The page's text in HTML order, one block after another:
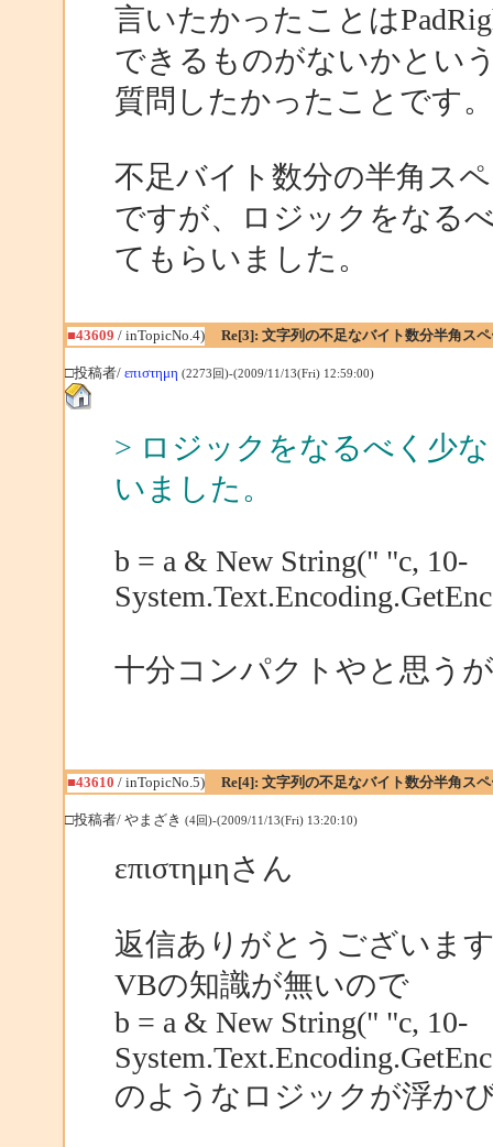
言いたかったことは
できるものがないかとい
質問したかったことです。
不足バイト数分の半角ス
ですが、ロジックをなる
てもらいました。
■43609 / inTopicNo.4) Re[3]: 文字列の不足なバイト数分半角ス
□投稿者/ επιστημη (2273回)-(2009/11/13(Fri) 12:59:00)
> ロジックをなるべく少
いました。
b = a & New String(" "c, 10-
十分コンパクトやと思う
■43610 / inTopicNo.5) Re[4]: 文字列の不足なバイト数分半角ス
□投稿者/ やまざき (4回)-(2009/11/13(Fri) 13:20:10)
επιστημηさん
返信ありがとうございま
VBの知識が無いので
b = a & New String(" "c, 10-
のようなロジックが浮か